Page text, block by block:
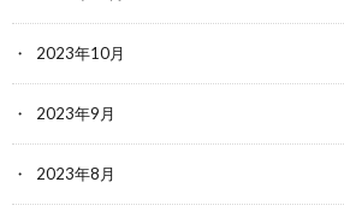
2023年10月
2023年9月
2023年8月